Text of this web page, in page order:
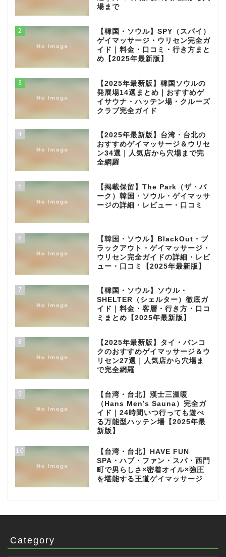
場まで
2
【韓国・ソウル】SPY（スパイ）
ゲイマッサージ・ウリセン完全ガ
イド｜料金・口コミ・行き方まと
め【2025年最新版】
3
【2025年最新版】韓国ソウルの
発展場14選まとめ｜おすすめゲ
イサウナ・ハッテン場・クルーズ
クラブ完全ガイド
4
【2025年最新版】台湾・台北の
おすすめゲイマッサージ＆ウリセ
ン34選｜人気店から穴場まで完
全網羅
5
【掲載保留】The Park（ザ・パ
ーク）韓国・ソウル・ゲイマッサ
ージの詳細・レビュー・口コミ
6
【韓国・ソウル】BlackOut・ブ
ラックアウト・ゲイマッサージ・
ウリセン完全ガイドの詳細・レビ
ュー・口コミ【2025年最新版】
7
【韓国・ソウル】ソウル・
SHELTER（シェルター）徹底ガ
イド｜料金・客層・行き方・口コ
ミまとめ【2025年最新版】
8
【2025年最新版】タイ・バンコ
クのおすすめゲイマッサージ＆ウ
リセン27選｜人気店から穴場ま
で完全網羅
9
【台湾・台北】漢士三温暖
（Hans Men’s Sauna）完全ガ
イド｜24時間いつ行っても遊べ
る万能型ハッテン場【2025年最
新版】
10
【台湾・台北】HAVE FUN
SPA・ハブ・ファン・スパ・西門
町で男らしさ×密着オイル×強圧
を堪能する王道ゲイマッサージ
Category